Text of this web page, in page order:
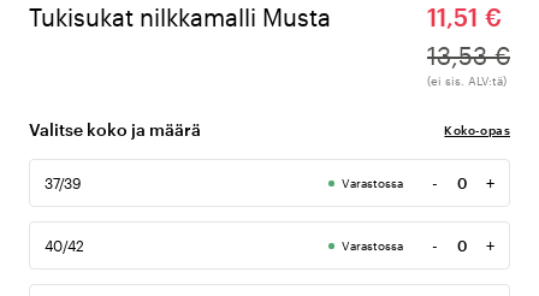
Tukisukat nilkkamalli Musta
11,51 €
13,53 €
(ei sis. ALV:tä)
Valitse koko ja määrä Koko-opas
37/39 Varastossa -
Määrä
+
40/42 Varastossa -
Määrä
+